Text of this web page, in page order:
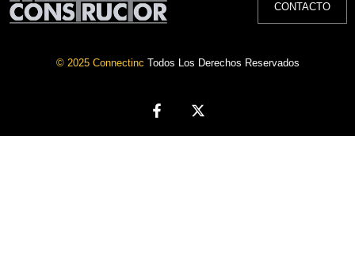
CONTACTO
© 2025 Connectinc Todos Los Derechos Reservados